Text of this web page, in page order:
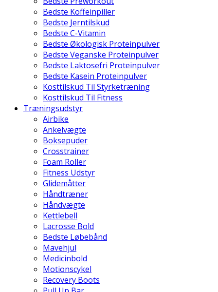
Bedste Koffeinpiller
Bedste Jerntilskud
Bedste C-Vitamin
Bedste Økologisk Proteinpulver
Bedste Veganske Proteinpulver
Bedste Laktosefri Proteinpulver
Bedste Kasein Proteinpulver
Kosttilskud Til Styrketræning
Kosttilskud Til Fitness
Træningsudstyr
Airbike
Ankelvægte
Boksepuder
Crosstrainer
Foam Roller
Fitness Udstyr
Glidemåtter
Håndtræner
Håndvægte
Kettlebell
Lacrosse Bold
Bedste Løbebånd
Mavehjul
Medicinbold
Motionscykel
Recovery Boots